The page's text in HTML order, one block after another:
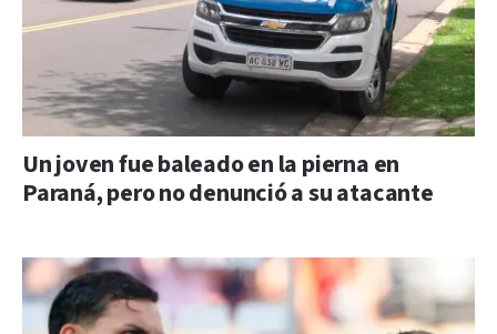
Un joven fue baleado en la pierna en
Paraná, pero no denunció a su atacante